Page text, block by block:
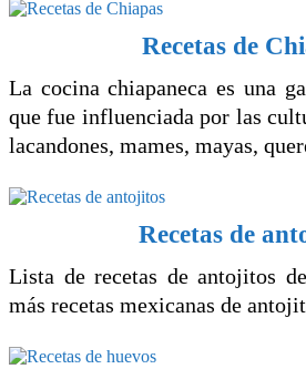
Recetas de
La cocina chiapaneca es una
que fue influenciada por las
lacandones, mames, mayas,
Recetas de
Lista de recetas de antojitos
más recetas mexicanas de